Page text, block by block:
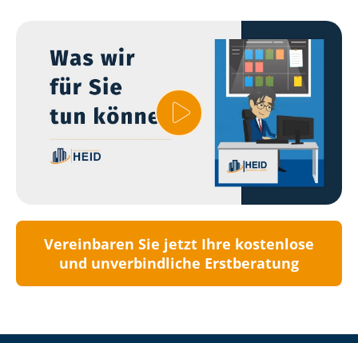
Vereinbaren Sie jetzt Ihre kostenlose
und unverbindliche Erstberatung